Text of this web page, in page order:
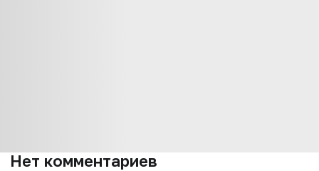
Нет комментариев